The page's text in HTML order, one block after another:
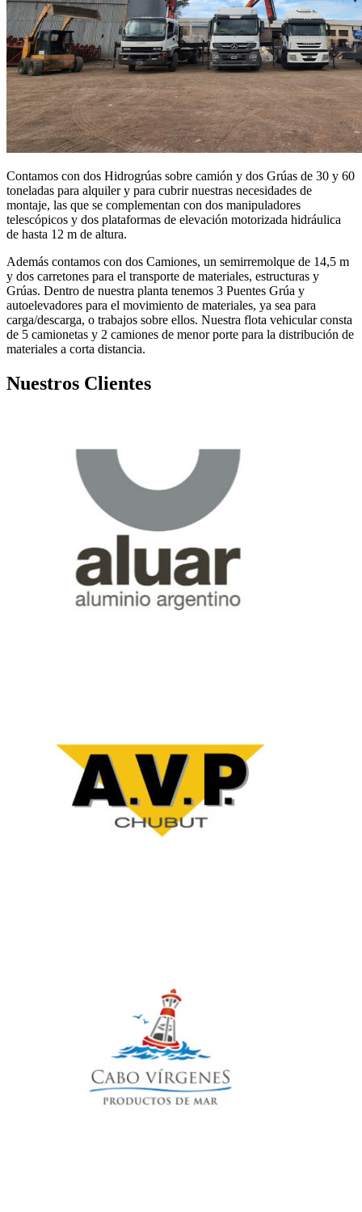
Contamos con dos Hidrogrúas sobre camión y dos Grúas de 30 y 60
toneladas para alquiler y para cubrir nuestras necesidades de
montaje, las que se complementan con dos manipuladores
telescópicos y dos plataformas de elevación motorizada hidráulica
de hasta 12 m de altura.
Además contamos con dos Camiones, un semirremolque de 14,5 m
y dos carretones para el transporte de materiales, estructuras y
Grúas. Dentro de nuestra planta tenemos 3 Puentes Grúa y
autoelevadores para el movimiento de materiales, ya sea para
carga/descarga, o trabajos sobre ellos. Nuestra flota vehicular consta
de 5 camionetas y 2 camiones de menor porte para la distribución de
materiales a corta distancia.
Nuestros Clientes